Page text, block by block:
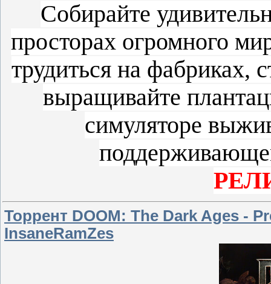
Собирайте
просторах огромного
трудиться на фабриках,
выращивайте
симуляторе
Торрент DOOM: The Dark Ages -
InsaneRamZes